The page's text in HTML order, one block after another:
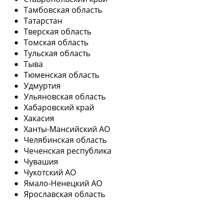
Тамбовская область
Татарстан
Тверская область
Томская область
Тульская область
Тыва
Тюменская область
Удмуртия
Ульяновская область
Хабаровский край
Хакасия
Ханты-Мансийский АО
Челябинская область
Чеченская республика
Чувашия
Чукотский АО
Ямало-Ненецкий АО
Ярославская область